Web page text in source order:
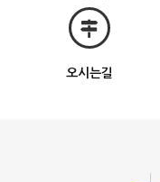
오시는길